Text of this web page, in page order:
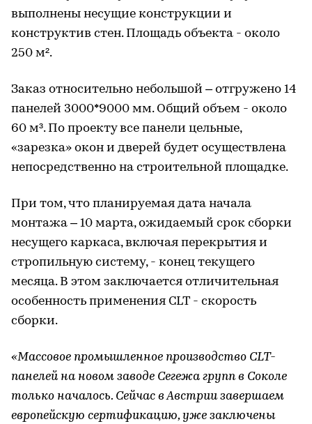
выполнены несущие конструкции и
конструктив стен. Площадь объекта - около
250 м².
Заказ относительно небольшой – отгружено 14
панелей 3000*9000 мм. Общий объем - около
60 м³. По проекту все панели цельные,
«зарезка» окон и дверей будет осуществлена
непосредственно на строительной площадке.
При том, что планируемая дата начала
монтажа – 10 марта, ожидаемый срок сборки
несущего каркаса, включая перекрытия и
стропильную систему, - конец текущего
месяца. В этом заключается отличительная
особенность применения CLT - скорость
сборки.
«Массовое промышленное производство CLT-
панелей на новом заводе Сегежа групп в Соколе
только началось. Сейчас в Австрии завершаем
европейскую сертификацию, уже заключены